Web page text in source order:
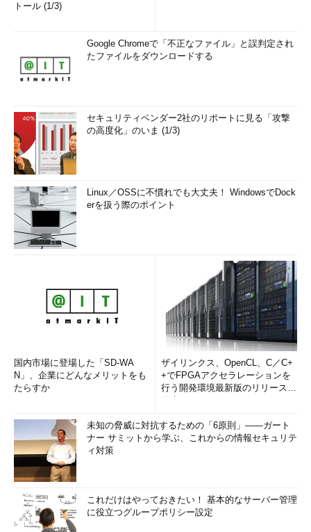
画面3
ちなみに、Windows Server 2019評価版は、評価終了後に製品
版プロダクトキーを使用して製品版に切り替えることが可能で
す。その方法については、以下のドキュメントで説明されていま
Upgrade and conversion options for Windows Server
2016［英語］（Windows IT Pro Center）
初版の評価版は180日を待たずに期限切れに
2018年10月初めにWindows Server 2019評価版をダウンロード
して持っている方の中には、再リリース後の評価版の提供再開前
から、Windows Server 2019の評価を続けていた人もいるでしょ
ていたという経験はないでしょうか。
Windows Server 2019評価版は、インストールから10日以内に
インターネット経由でライセンス認証を行う必要があります。認
証されない状態のまま10日が過ぎると、「猶予の期限切れ」とな
り、起動後1時間ほど経過すると自動的にシャットダウンするよ
うになります。実は、OSビルド17763.1ベースの初版の評価版
トール (1/3)
Google Chromeで「不正なファイル」と誤判定され
たファイルをダウンロードする
セキュリティベンダー2社のリポートに見る「攻撃
の高度化」のいま (1/3)
Linux／OSSに不慣れでも大丈夫！ WindowsでDock
erを扱う際のポイント
国内市場に登場した「SD-WA
N」、企業にどんなメリットをも
たらすか
ザイリンクス、OpenCL、C／C+
+でFPGAアクセラレーションを
行う開発環境最新版のリリースを
未知の脅威に対抗するための「6原則」――ガート
ナー サミットから学ぶ、これからの情報セキュリテ
ィ対策
これだけはやっておきたい！ 基本的なサーバー管理
に役立つグループポリシー設定